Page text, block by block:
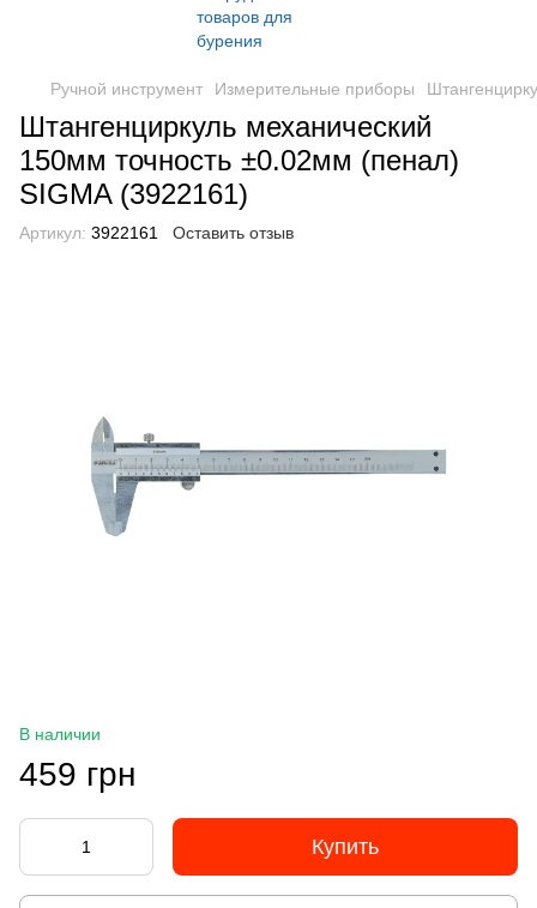
Ручной инструмент Измерительные приборы
Штангенциркуль механический
150мм точность ±0.02мм (пенал)
SIGMA (3922161)
Артикул: 3922161 Оставить отзыв
В наличии
459 грн
Купить